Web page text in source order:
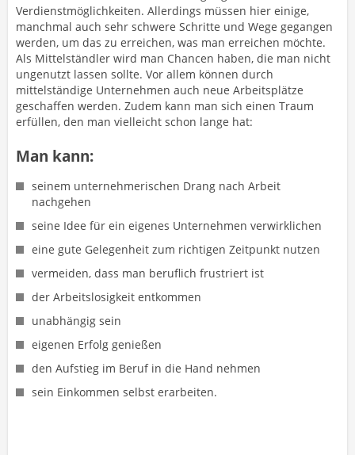
Verdienstmöglichkeiten. Allerdings müssen hier einige,
manchmal auch sehr schwere Schritte und Wege gegangen
werden, um das zu erreichen, was man erreichen möchte.
Als Mittelständler wird man Chancen haben, die man nicht
ungenutzt lassen sollte. Vor allem können durch
mittelständige Unternehmen auch neue Arbeitsplätze
geschaffen werden. Zudem kann man sich einen Traum
erfüllen, den man vielleicht schon lange hat:
Man kann:
seinem unternehmerischen Drang nach Arbeit
nachgehen
seine Idee für ein eigenes Unternehmen verwirklichen
eine gute Gelegenheit zum richtigen Zeitpunkt nutzen
vermeiden, dass man beruflich frustriert ist
der Arbeitslosigkeit entkommen
unabhängig sein
eigenen Erfolg genießen
den Aufstieg im Beruf in die Hand nehmen
sein Einkommen selbst erarbeiten.